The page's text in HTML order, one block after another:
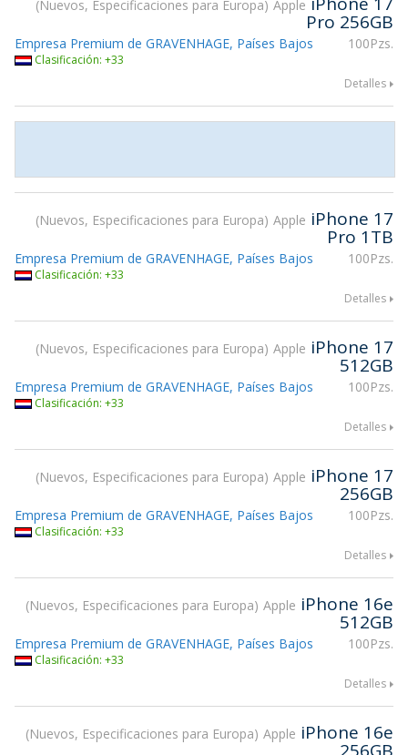
Nuevos, Especificaciones para Europa Apple
Pro 256GB
100Pzs.
Empresa Premium de GRAVENHAGE, Países Bajos
Clasificación: +33
Detalles
Nuevos, Especificaciones para Europa Apple iPhone 17
Pro 1TB
100Pzs.
Empresa Premium de GRAVENHAGE, Países Bajos
Clasificación: +33
Detalles
Nuevos, Especificaciones para Europa Apple iPhone 17
512GB
100Pzs.
Empresa Premium de GRAVENHAGE, Países Bajos
Clasificación: +33
Detalles
Nuevos, Especificaciones para Europa Apple iPhone 17
256GB
100Pzs.
Empresa Premium de GRAVENHAGE, Países Bajos
Clasificación: +33
Detalles
Nuevos, Especificaciones para Europa Apple iPhone 16e
512GB
100Pzs.
Empresa Premium de GRAVENHAGE, Países Bajos
Clasificación: +33
Detalles
Nuevos, Especificaciones para Europa Apple iPhone 16e